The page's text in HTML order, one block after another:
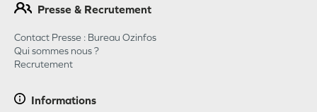
Presse & Recrutement
Contact Presse : Bureau Ozinfos
Qui sommes nous ?
Recrutement
Informations